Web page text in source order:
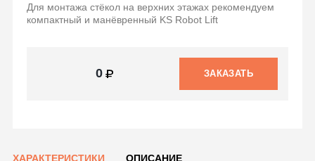
Для монтажа стёкол на верхних этажах рекомендуем
компактный и манёвренный KS Robot Lift
0 ЗАКАЗАТЬ
ХАРАКТЕРИСТИКИ ОПИСАНИЕ